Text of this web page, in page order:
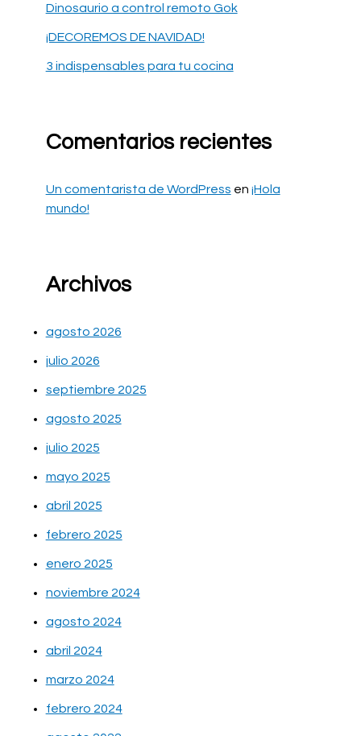
Dinosaurio a control remoto Gok
¡DECOREMOS DE NAVIDAD!
3 indispensables para tu cocina
Comentarios recientes
Un comentarista de WordPress en ¡Hola
mundo!
Archivos
agosto 2026
julio 2026
septiembre 2025
agosto 2025
julio 2025
mayo 2025
abril 2025
febrero 2025
enero 2025
noviembre 2024
agosto 2024
abril 2024
marzo 2024
febrero 2024